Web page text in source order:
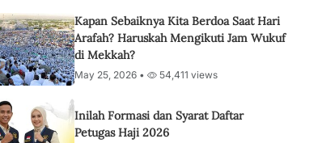
Kapan Sebaiknya Kita Berdoa Saat Hari
Arafah? Haruskah Mengikuti Jam Wukuf
di Mekkah?
May 25, 2026 • 54,411 views
Inilah Formasi dan Syarat Daftar
Petugas Haji 2026